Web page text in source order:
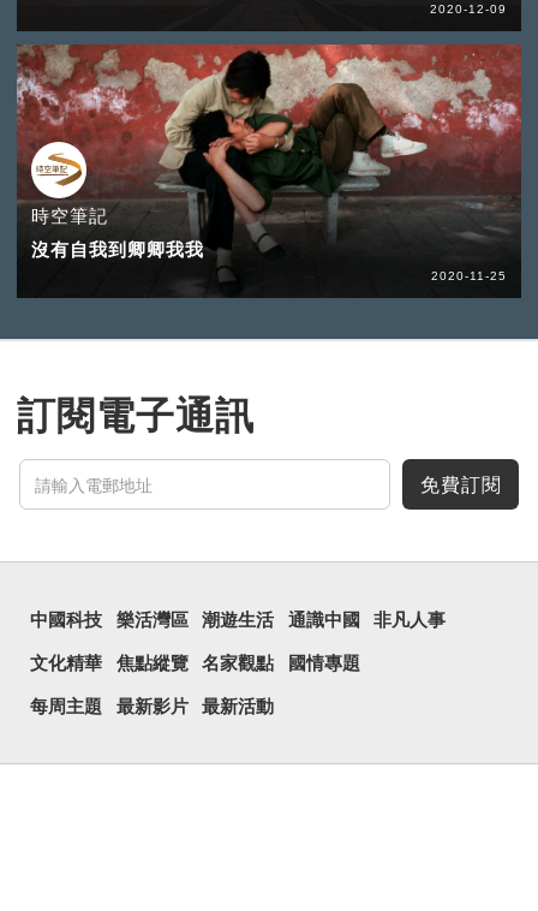
2020-12-09
時空筆記
沒有自我到卿卿我我
2020-11-25
訂閱電子通訊
免費訂閱
中國科技 樂活灣區 潮遊生活 通識中國 非凡人事
文化精華 焦點縱覽 名家觀點 國情專題
每周主題 最新影片 最新活動